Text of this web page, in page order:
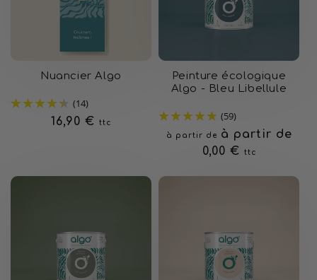
Nuancier Algo
(14)
Prix
16,90 € ttc
Peinture écologique
Algo - Bleu Libellule
(59)
Prix
habituel
à partir de
à partir de
0,00 €
ttc